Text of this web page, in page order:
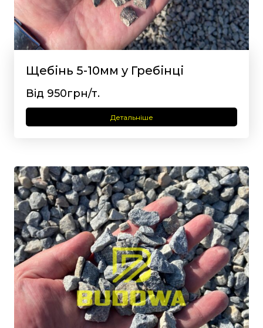
Щебінь 5-10мм у Гребінці
Від 950грн/т.
Детальніше